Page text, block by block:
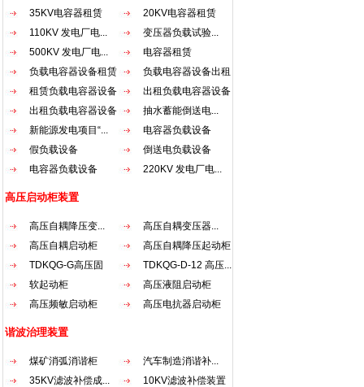
35KV电容器租赁
20KV电容器租赁
110KV 发电厂电...
变压器负载试验...
500KV 发电厂电...
电容器租赁
负载电容器设备租赁
负载电容器设备出租
租赁负载电容器设备
出租负载电容器设备
出租负载电容器设备
抽水蓄能倒送电...
新能源发电项目“...
电容器负载设备
假负载设备
倒送电负载设备
电容器负载设备
220KV 发电厂电...
高压启动柜装置
高压自耦降压变...
高压自耦变压器...
高压自耦启动柜
高压自耦降压起动柜
TDKQG-G高压固
态...
TDKQG-D-12 高压...
软起动柜
高压液阻启动柜
高压频敏启动柜
高压电抗器启动柜
谐波治理装置
煤矿消弧消谐柜
汽车制造消谐补...
35KV滤波补偿成...
10KV滤波补偿装置